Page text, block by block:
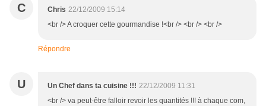
C Chris 22/12/2009 15:14
<br /> A croquer cette gourmandise !<br /> <br /> <br />
Répondre
U Un Chef dans ta cuisine !!! 22/12/2009 11:31
<br /> va peut-être falloir revoir les quantités !!! à chaque com,